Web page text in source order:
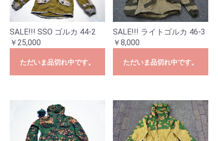
SALE!!! SSO ゴルカ 44-2
￥25,000
ただいま品切れ中です。
SALE!!! ライトゴルカ 46-3
￥8,000
ただいま品切れ中です。